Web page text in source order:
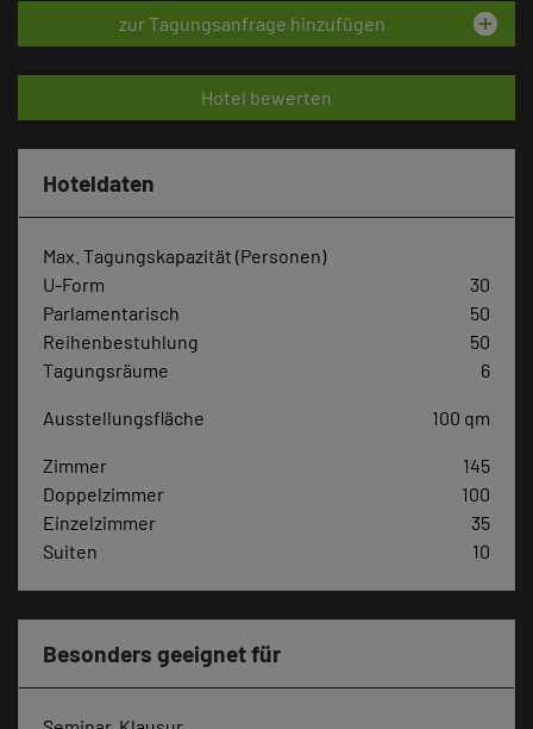
zur Tagungsanfrage hinzufügen add_circle
Hotel bewerten
Hoteldaten
Max. Tagungskapazität (Personen)
U-Form
30
Parlamentarisch
50
Reihenbestuhlung
50
Tagungsräume
6
Ausstellungsfläche 100 qm
Zimmer
145
Doppelzimmer
100
Einzelzimmer
35
Suiten
10
Besonders geeignet für